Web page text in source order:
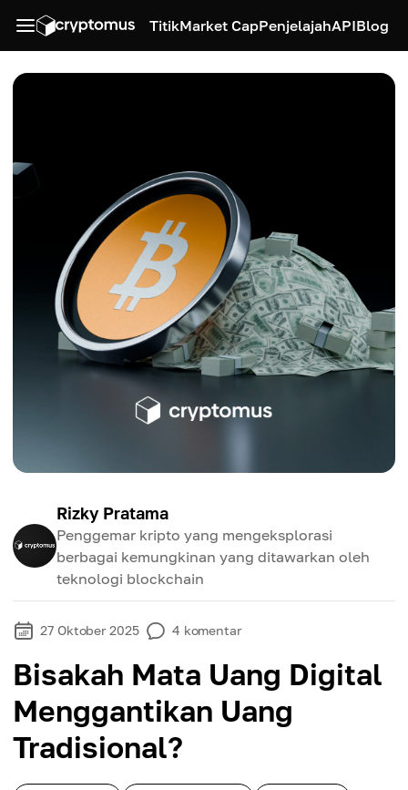
TitikMarket CapPenjelajahAPIBlog
Rizky Pratama
Penggemar kripto yang mengeksplorasi
berbagai kemungkinan yang ditawarkan oleh
teknologi blockchain
27 Oktober 2025 4 komentar
Bisakah Mata Uang Digital
Menggantikan Uang
Tradisional?